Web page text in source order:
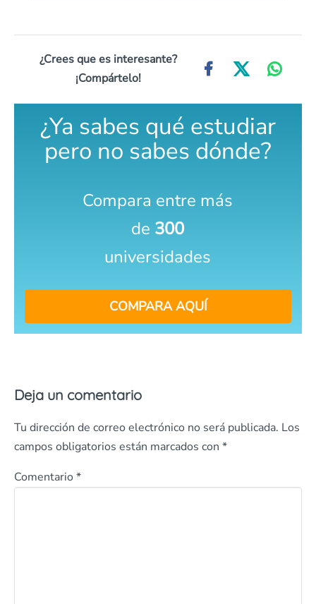
¿Crees que es interesante?
¡Compártelo!
¿Ya sabes qué estudiar
pero no sabes dónde?
Compara entre más
de 300
universidades
COMPARA AQUÍ
Deja un comentario
Tu dirección de correo electrónico no será publicada. Los
campos obligatorios están marcados con *
Comentario *